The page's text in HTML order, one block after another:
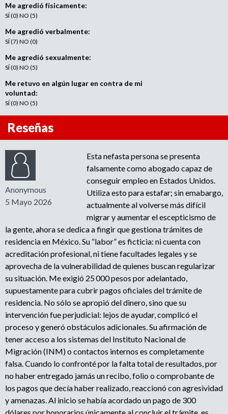
Me agredió físicamente:
SÍ (0) NO (5)
Me agredió verbalmente:
SÍ (7) NO (0)
Me agredió sexualmente:
SÍ (0) NO (5)
Me retuvo en algún lugar en contra de mi
voluntad:
SÍ (0) NO (5)
Reseñas
Anonymous
5 Mayo 2026
Esta nefasta persona se presenta
falsamente como abogado capaz de
conseguir empleo en Estados Unidos.
Utiliza esto para estafar; sin emabargo,
actualmente al volverse más difícil
migrar y aumentar el escepticismo de
la gente, ahora se dedica a fingir que gestiona trámites de
residencia en México. Su “labor” es ficticia: ni cuenta con
acreditación profesional, ni tiene facultades legales y se
aprovecha de la vulnerabilidad de quienes buscan regularizar
su situación. Me exigió 25 000 pesos por adelantado,
supuestamente para cubrir pagos oficiales del trámite de
residencia. No sólo se apropió del dinero, sino que su
intervención fue perjudicial: lejos de ayudar, complicó el
proceso y generó obstáculos adicionales. Su afirmación de
tener acceso a los sistemas del Instituto Nacional de
Migración (INM) o contactos internos es completamente
falsa. Cuando lo confronté por la falta total de resultados, por
no haber entregado jamás un recibo, folio o comprobante de
los pagos que decía haber realizado, reaccionó con agresividad
y amenazas. Al inicio se había acordado un pago de 300
dólares por honorarios únicamente al concluir el trámite, es